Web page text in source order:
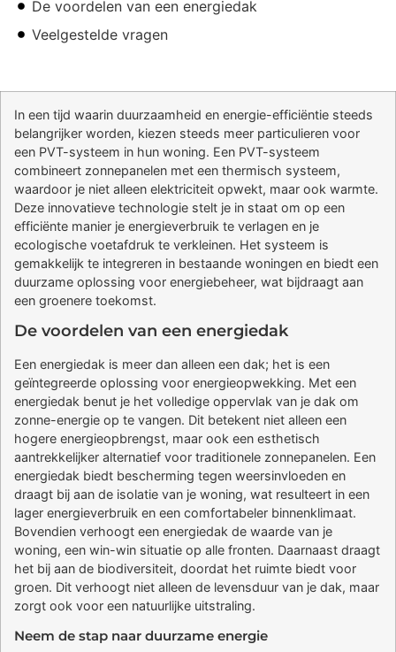
De voordelen van een energiedak
Veelgestelde vragen
In een tijd waarin duurzaamheid en energie-efficiëntie steeds
belangrijker worden, kiezen steeds meer particulieren voor
een PVT-systeem in hun woning. Een PVT-systeem
combineert zonnepanelen met een thermisch systeem,
waardoor je niet alleen elektriciteit opwekt, maar ook warmte.
Deze innovatieve technologie stelt je in staat om op een
efficiënte manier je energieverbruik te verlagen en je
ecologische voetafdruk te verkleinen. Het systeem is
gemakkelijk te integreren in bestaande woningen en biedt een
duurzame oplossing voor energiebeheer, wat bijdraagt aan
een groenere toekomst.
De voordelen van een energiedak
Een energiedak is meer dan alleen een dak; het is een
geïntegreerde oplossing voor energieopwekking. Met een
energiedak benut je het volledige oppervlak van je dak om
zonne-energie op te vangen. Dit betekent niet alleen een
hogere energieopbrengst, maar ook een esthetisch
aantrekkelijker alternatief voor traditionele zonnepanelen. Een
energiedak biedt bescherming tegen weersinvloeden en
draagt bij aan de isolatie van je woning, wat resulteert in een
lager energieverbruik en een comfortabeler binnenklimaat.
Bovendien verhoogt een energiedak de waarde van je
woning, een win-win situatie op alle fronten. Daarnaast draagt
het bij aan de biodiversiteit, doordat het ruimte biedt voor
groen. Dit verhoogt niet alleen de levensduur van je dak, maar
zorgt ook voor een natuurlijke uitstraling.
Neem de stap naar duurzame energie